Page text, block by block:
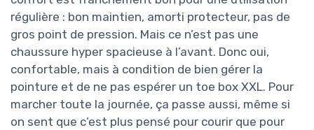
régulière : bon maintien, amorti protecteur, pas de
gros point de pression. Mais ce n’est pas une
chaussure hyper spacieuse à l’avant. Donc oui,
confortable, mais à condition de bien gérer la
pointure et de ne pas espérer un toe box XXL. Pour
marcher toute la journée, ça passe aussi, même si
on sent que c’est plus pensé pour courir que pour